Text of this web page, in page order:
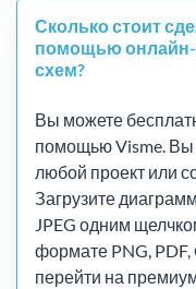
Сколько стоит
помощью онлайн-
схем?
Вы можете
помощью Visme. Вы
любой проект или
Загрузите
JPEG одним
формате PNG,
перейти на